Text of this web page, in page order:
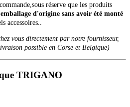
réserve que les produits
d'origine sans avoir été monté
accessoires..
vous directement par notre fournisseur,
possible en Corse et Belgique)
TRIGANO